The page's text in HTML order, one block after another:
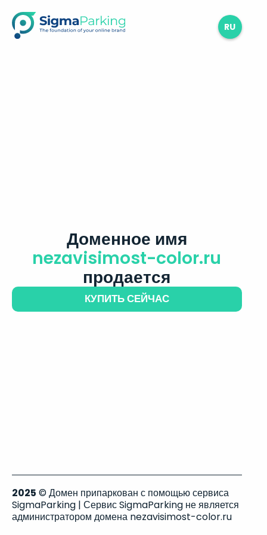
RU
Доменное имя
nezavisimost-color.ru
продается
КУПИТЬ СЕЙЧАС
2025 © Домен припаркован с помощью сервиса
SigmaParking | Сервис SigmaParking не является
администратором домена nezavisimost-color.ru